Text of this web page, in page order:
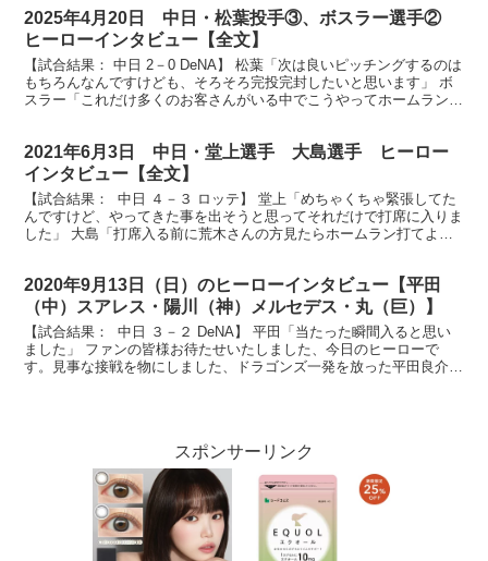
2025年4月20日 中日・松葉投手③、ボスラー選手②
ヒーローインタビュー【全文】
【試合結果： 中日 2－0 DeNA】 松葉「次は良いピッチングするのは
もちろんなんですけども、そろそろ完投完封したいと思います」 ボ
スラー「これだけ多くのお客さんがいる中でこうやってホームランが
2021年6月3日 中日・堂上選手 大島選手 ヒーロー
インタビュー【全文】
【試合結果： 中日 ４－３ ロッテ】 堂上「めちゃくちゃ緊張してた
んですけど、やってきた事を出そうと思ってそれだけで打席に入りま
した」 大島「打席入る前に荒木さんの方見たらホームラン打てよみ
2020年9月13日（日）のヒーローインタビュー【平田
（中）スアレス・陽川（神）メルセデス・丸（巨）】
【試合結果： 中日 ３－２ DeNA】 平田「当たった瞬間入ると思い
ました」 ファンの皆様お待たせいたしました、今日のヒーローで
す。見事な接戦を物にしました、ドラゴンズ一発を放った平田良介選
スポンサーリンク